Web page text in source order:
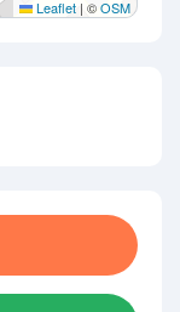
Leaflet | ©OSM